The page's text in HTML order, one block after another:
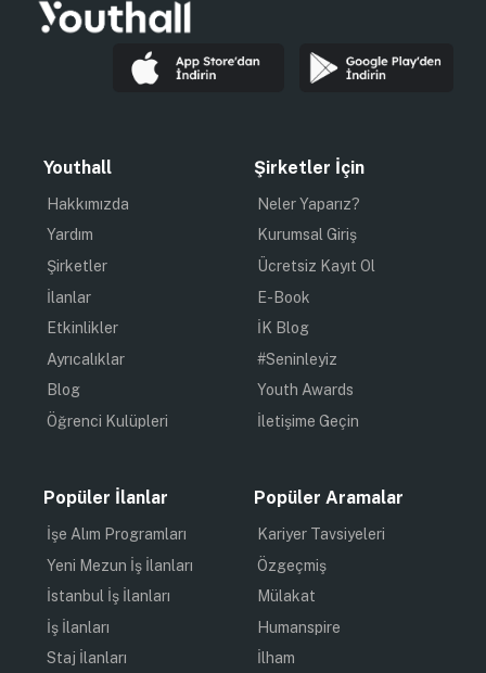
Youthall
Hakkımızda
Yardım
Şirketler
İlanlar
Etkinlikler
Ayrıcalıklar
Blog
Öğrenci Kulüpleri
Şirketler İçin
Neler Yaparız?
Kurumsal Giriş
Ücretsiz Kayıt Ol
E-Book
İK Blog
#Seninleyiz
Youth Awards
İletişime Geçin
Popüler İlanlar
İşe Alım Programları
Yeni Mezun İş İlanları
İstanbul İş İlanları
İş İlanları
Staj İlanları
Popüler Aramalar
Kariyer Tavsiyeleri
Özgeçmiş
Mülakat
Humanspire
İlham